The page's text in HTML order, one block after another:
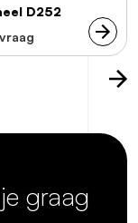
D252
graag